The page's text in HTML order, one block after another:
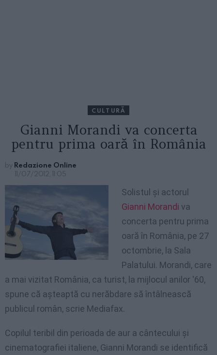
CULTURĂ
Gianni Morandi va concerta
pentru prima oară în România
by Redazione Online
11/07/2012, 11:05
Solistul şi actorul
Gianni Morandi va
concerta pentru prima
oară în România, pe 27
octombrie, la Sala
Palatului. Morandi, care
a mai vizitat România, ca turist, la mijlocul anilor '60,
spune că aşteaptă cu nerăbdare să întâlnească
publicul român, scrie Mediafax.
Copilul teribil din perioada de aur a cântecului şi
cinematografiei italiene, Gianni Morandi se identifică